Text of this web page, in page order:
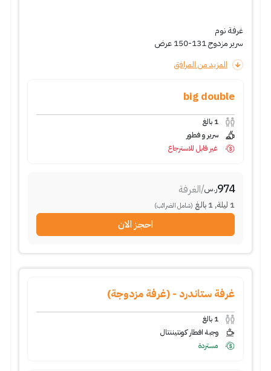
غرفة نوم
سرير مزدوج 131-150 عرض
المزيد من المرافق
big double
1 بالغ
سرير و فطور
غير قابل للاسترجاع
974ر.س/الغرفة
1 ليلة,
1 بالغ (شامل الضرائب)
احجز الان
غرفة ستاندرد - (غرفة مزدوجة)
1 بالغ
وجبة افطار كونتيننتال
مستردة